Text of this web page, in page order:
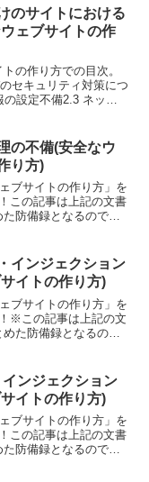
び出し方)で、呼び出し
のサイトにおける
ェブサイトの作
の作り方での目次。
セキュリティ対策につ
設定不備2.3 ネット
るウェ...
の不備(安全なウ
り方)
ブサイトの作り方」を
この記事は上記の文書
防備録となるので注
パラメータの未チェ
インジェクション
イトの作り方)
ブサイトの作り方」を
※この記事は上記の文
た防備録となるので
名パラメータの未チ
ンジェクション
イトの作り方)
ブサイトの作り方」を
この記事は上記の文書
防備録となるので注